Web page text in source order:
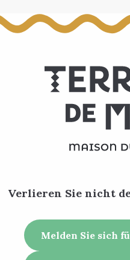
Verlieren Sie nicht
Melden Sie sich